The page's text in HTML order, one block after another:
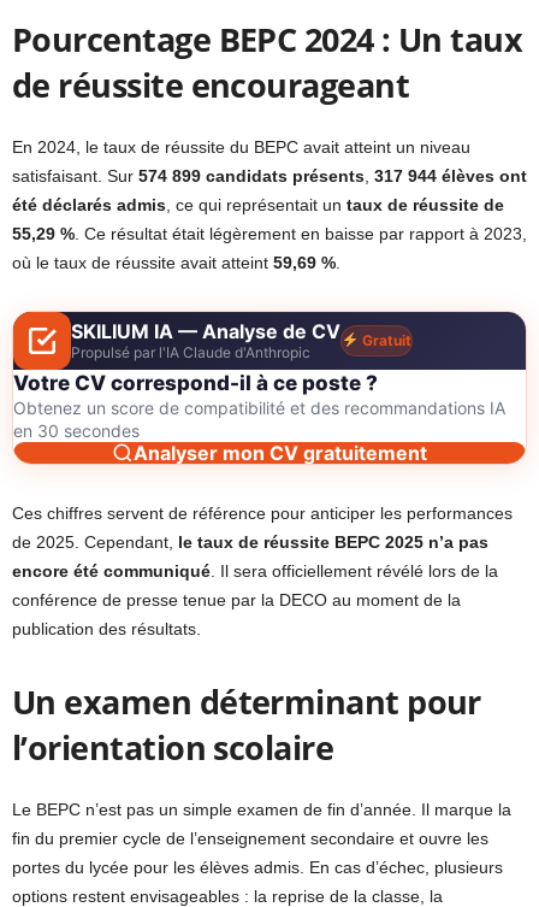
Pourcentage BEPC 2024 : Un taux
de réussite encourageant
En 2024, le taux de réussite du BEPC avait atteint un niveau
satisfaisant. Sur 574 899 candidats présents 317 944 élèves ont
été déclarés admis , ce qui représentait un taux de réussite de
55,29 % . Ce résultat était légèrement en baisse par rapport à 2023,
où le taux de réussite avait atteint 59,69 %
SKILIUM IA — Analyse de CV
Propulsé par l'IA Claude d'Anthropic
Gratuit
Votre CV correspond-il à ce poste ?
Obtenez un score de compatibilité et des recommandations IA
en 30 secondes
Analyser mon CV gratuitement
Ces chiffres servent de référence pour anticiper les performances
de 2025. Cependant, le taux de réussite BEPC 2025 n’a pas
encore été communiqué . Il sera officiellement révélé lors de la
conférence de presse tenue par la DECO au moment de la
publication des résultats.
Un examen déterminant pour
l’orientation scolaire
Le BEPC n’est pas un simple examen de fin d’année. Il marque la
fin du premier cycle de l’enseignement secondaire et ouvre les
portes du lycée pour les élèves admis. En cas d’échec, plusieurs
options restent envisageables : la reprise de la classe, la